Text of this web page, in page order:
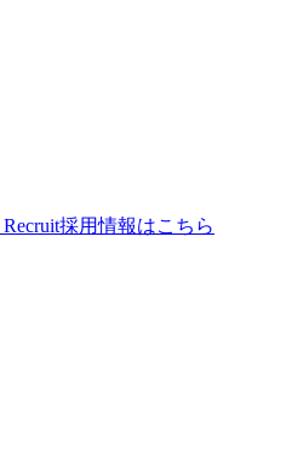
Recruit採用情報はこちら